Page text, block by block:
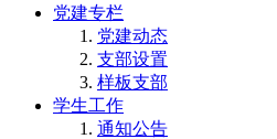
党建专栏
党建动态
支部设置
样板支部
学生工作
通知公告